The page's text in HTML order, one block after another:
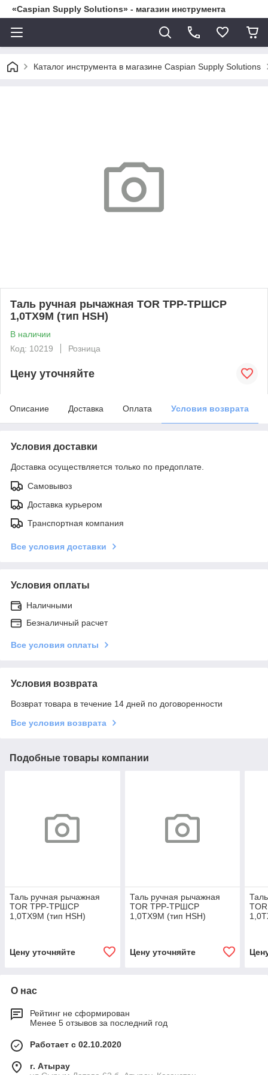
«Caspian Supply Solutions» - магазин инструмента
Каталог инструмента в магазине Caspian Supply Solutions
Таль ручная рычажная TOR ТРР-ТРШСР
1,0ТХ9М (тип HSH)
В наличии
Код: 10219
Розница
Цену уточняйте
Описание Доставка Оплата Условия возврата
Условия доставки
Доставка осуществляется только по предоплате.
Самовывоз
Доставка курьером
Транспортная компания
Все условия доставки
Условия оплаты
Наличными
Безналичный расчет
Все условия оплаты
Условия возврата
Возврат товара в течение 14 дней по договоренности
Все условия возврата
Подобные товары компании
Таль ручная рычажная
TOR ТРР-ТРШСР
1,0ТХ9М (тип HSH)
Цену уточняйте
Таль ручная рычажная
TOR ТРР-ТРШСР
1,0ТХ9М (тип HSH)
Цену уточняйте
О нас
Рейтинг не сформирован
Менее 5 отзывов за последний год
Работает с 02.10.2020
г. Атырау